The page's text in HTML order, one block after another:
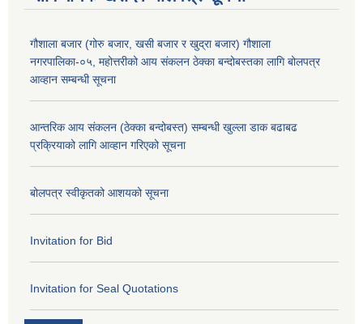
गौशाला बजार (गोरु बजार, खसी बजार र खुद्रा बजार) गौशाला
नगरपालिका-०५, महोत्तरीको आय संकलन ठेक्का बन्दोबस्तका लागि बोलपत्र
आव्हान सम्बन्धी सूचना
आन्तरिक आय संकलन (ठेक्का बन्दोबस्त) सम्बन्धी खुल्ला डाक बढाबढ
प्रक्रियाको लागि आव्हान गरिएको सूचना
बोलपत्र स्वीकृतको आशयको सूचना
Invitation for Bid
Invitation for Seal Quotations